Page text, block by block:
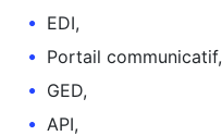
EDI,
Portail communicatif,
GED,
API,